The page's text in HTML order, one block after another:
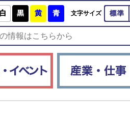
白 黒 黄 青文字サイズ